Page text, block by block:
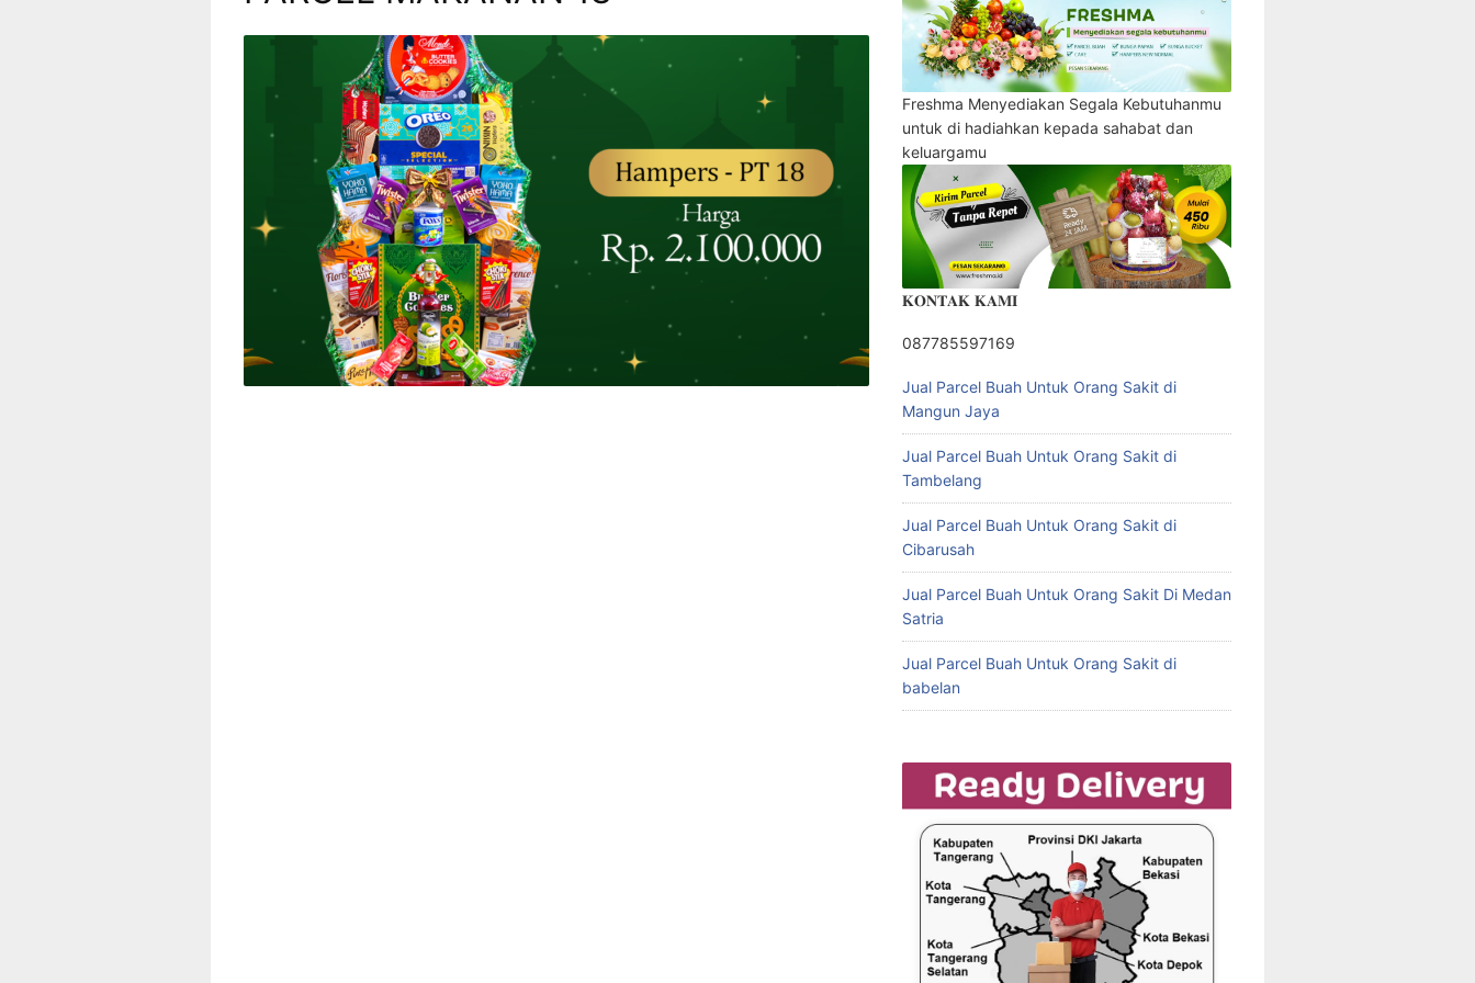
Freshma Menyediakan Segala Kebutuhanmu
untuk di hadiahkan kepada sahabat dan
keluargamu
𝐊𝐎𝐍𝐓𝐀𝐊 𝐊𝐀𝐌𝐈
087785597169
Jual Parcel Buah Untuk Orang Sakit di
Mangun Jaya
Jual Parcel Buah Untuk Orang Sakit di
Tambelang
Jual Parcel Buah Untuk Orang Sakit di
Cibarusah
Jual Parcel Buah Untuk Orang Sakit Di Medan
Satria
Jual Parcel Buah Untuk Orang Sakit di
babelan